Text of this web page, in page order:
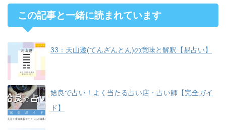
この記事と一緒に読まれています
33：天山遯(てんざんとん)の意味と解釈【易占い】
姶良で占い！よく当たる占い店・占い師【完全ガイ
ド】